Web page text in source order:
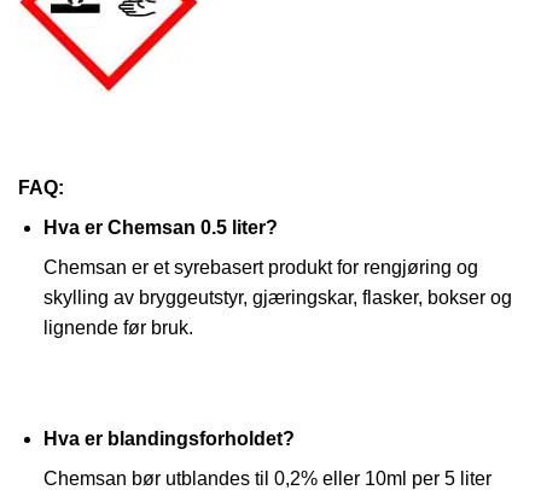
FAQ:
Hva er Chemsan 0.5 liter?
Chemsan er et syrebasert produkt for rengjøring og
skylling av bryggeutstyr, gjæringskar, flasker, bokser og
lignende før bruk.
Hva er blandingsforholdet?
Chemsan bør utblandes til 0,2% eller 10ml per 5 liter